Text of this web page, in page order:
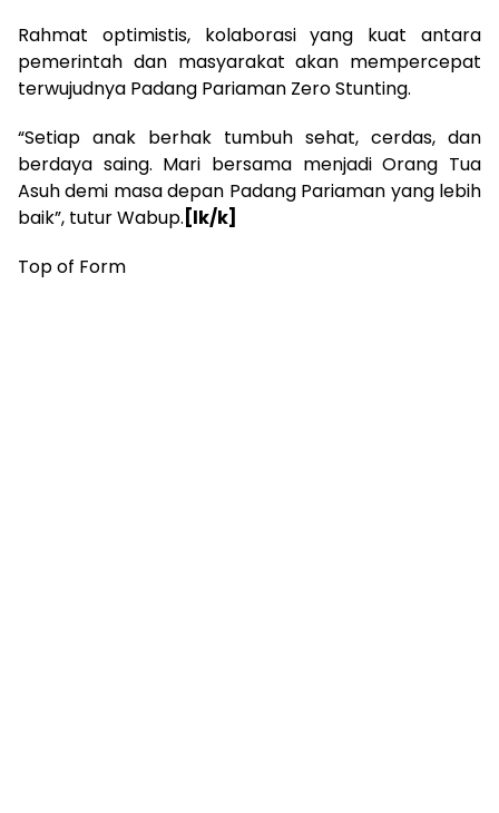
‎Rahmat optimistis, kolaborasi yang kuat antara
pemerintah dan masyarakat akan mempercepat
terwujudnya Padang Pariaman Zero Stunting.
‎“Setiap anak berhak tumbuh sehat, cerdas, dan
berdaya saing. Mari bersama menjadi Orang Tua
Asuh demi masa depan Padang Pariaman yang lebih
baik”, tutur Wabup. [lk/k]
Top of Form